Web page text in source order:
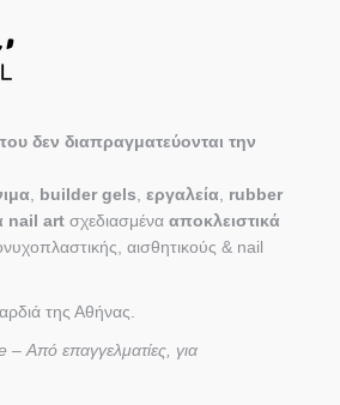
δεν διαπραγματεύονται την
builder gels εργαλεία rubber
nail art σχεδιασμένα αποκλειστικά
αισθητικούς & nail
της Αθήνας.
Από επαγγελματίες, για